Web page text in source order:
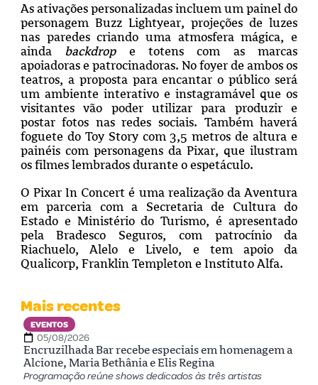
As ativações personalizadas incluem um painel do
personagem Buzz Lightyear, projeções de luzes
nas paredes criando uma atmosfera mágica, e
ainda backdrope totens com as marcas
apoiadoras e patrocinadoras. No foyer de ambos os
teatros, a proposta para encantar o público será
um ambiente interativo e instagramável que os
visitantes vão poder utilizar para produzir e
postar fotos nas redes sociais. Também haverá
foguete do Toy Story com 3,5 metros de altura e
painéis com personagens da Pixar, que ilustram
os filmes lembrados durante o espetáculo.
O Pixar In Concert é uma realização da Aventura
em parceria com a Secretaria de Cultura do
Estado e Ministério do Turismo, é apresentado
pela Bradesco Seguros, com patrocínio da
Riachuelo, Alelo e Livelo, e tem apoio da
Qualicorp, Franklin Templeton e Instituto Alfa.
Mais recentes
EVENTOS
05/08/2026
Encruzilhada Bar recebe especiais em homenagem a
Alcione, Maria Bethânia e Elis Regina
Programação reúne shows dedicados às três artistas